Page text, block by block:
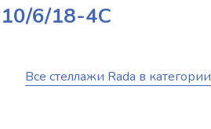
6/18-4С
Все стеллажи Rada в категории